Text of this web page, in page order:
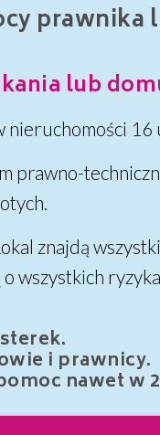
prawnika
lub
nieruchomości 16
prawno-
znajdą
wszystkich
i prawnicy.
nawet w